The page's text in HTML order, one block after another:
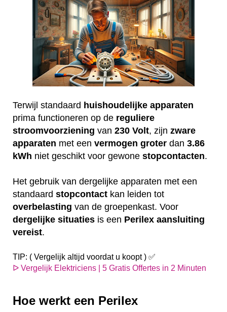
Terwijl standaard huishoudelijke apparaten
prima functioneren op de reguliere
stroomvoorziening van 230 Volt, zijn zware
apparaten met een vermogen groter dan 3.86
kWh niet geschikt voor gewone stopcontacten.
Het gebruik van dergelijke apparaten met een
standaard stopcontact kan leiden tot
overbelasting van de groepenkast. Voor
dergelijke situaties is een Perilex aansluiting
vereist.
TIP: ( Vergelijk altijd voordat u koopt ) ✅
ᐅ Vergelijk Elektriciens | 5 Gratis Offertes in 2 Minuten
Hoe werkt een Perilex